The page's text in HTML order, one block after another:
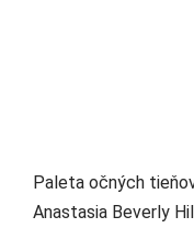
Paleta očných
Anastasia Beverly